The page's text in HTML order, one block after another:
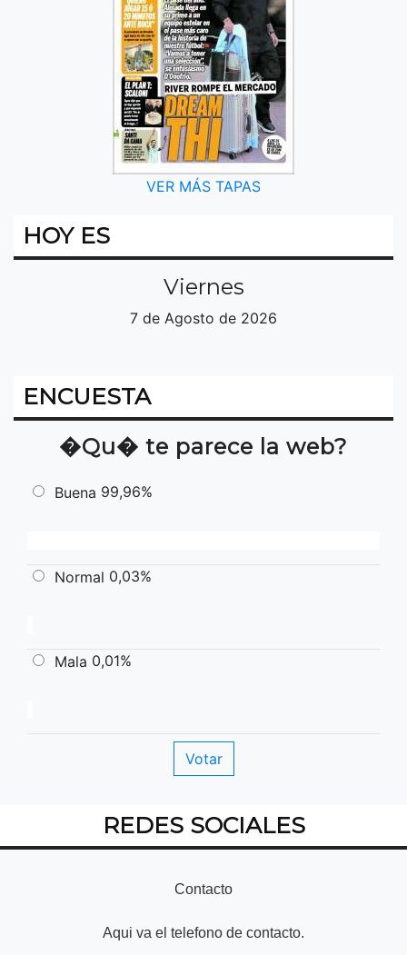
VER MÁS TAPAS
HOY ES
Viernes
7 de Agosto de 2026
ENCUESTA
�Qu� te parece la web?
Buena 99,96%
Normal 0,03%
Mala 0,01%
REDES SOCIALES
Contacto
Aqui va el telefono de contacto.